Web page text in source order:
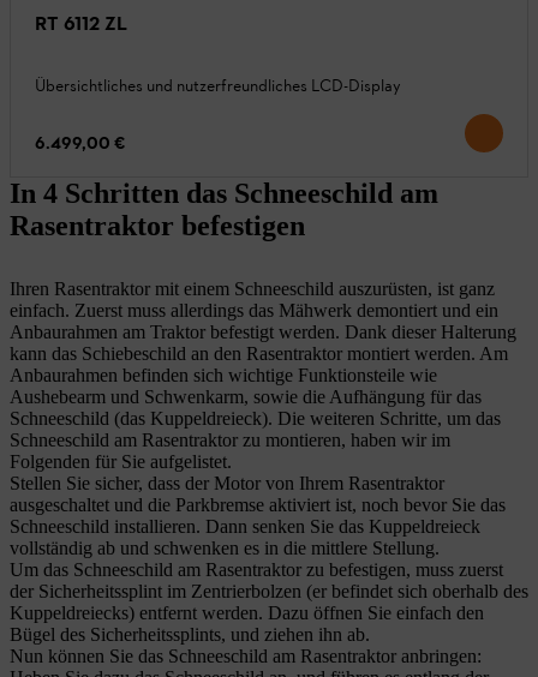
RT 6112 ZL
Übersichtliches und nutzerfreundliches LCD-Display
6.499,00 €
In 4 Schritten das Schneeschild am
Rasentraktor befestigen
Ihren Rasentraktor mit einem Schneeschild auszurüsten, ist ganz
einfach. Zuerst muss allerdings das Mähwerk demontiert und ein
Anbaurahmen am Traktor befestigt werden. Dank dieser Halterung
kann das Schiebeschild an den Rasentraktor montiert werden. Am
Anbaurahmen befinden sich wichtige Funktionsteile wie
Aushebearm und Schwenkarm, sowie die Aufhängung für das
Schneeschild (das Kuppeldreieck). Die weiteren Schritte, um das
Schneeschild am Rasentraktor zu montieren, haben wir im
Folgenden für Sie aufgelistet.
Stellen Sie sicher, dass der Motor von Ihrem Rasentraktor
ausgeschaltet und die Parkbremse aktiviert ist, noch bevor Sie das
Schneeschild installieren. Dann senken Sie das Kuppeldreieck
vollständig ab und schwenken es in die mittlere Stellung.
Um das Schneeschild am Rasentraktor zu befestigen, muss zuerst
der Sicherheitssplint im Zentrierbolzen (er befindet sich oberhalb des
Kuppeldreiecks) entfernt werden. Dazu öffnen Sie einfach den
Bügel des Sicherheitssplints, und ziehen ihn ab.
Nun können Sie das Schneeschild am Rasentraktor anbringen: